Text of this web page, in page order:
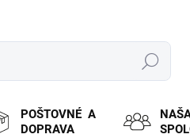
Hľadať
POŠTOVNÉ A
DOPRAVA